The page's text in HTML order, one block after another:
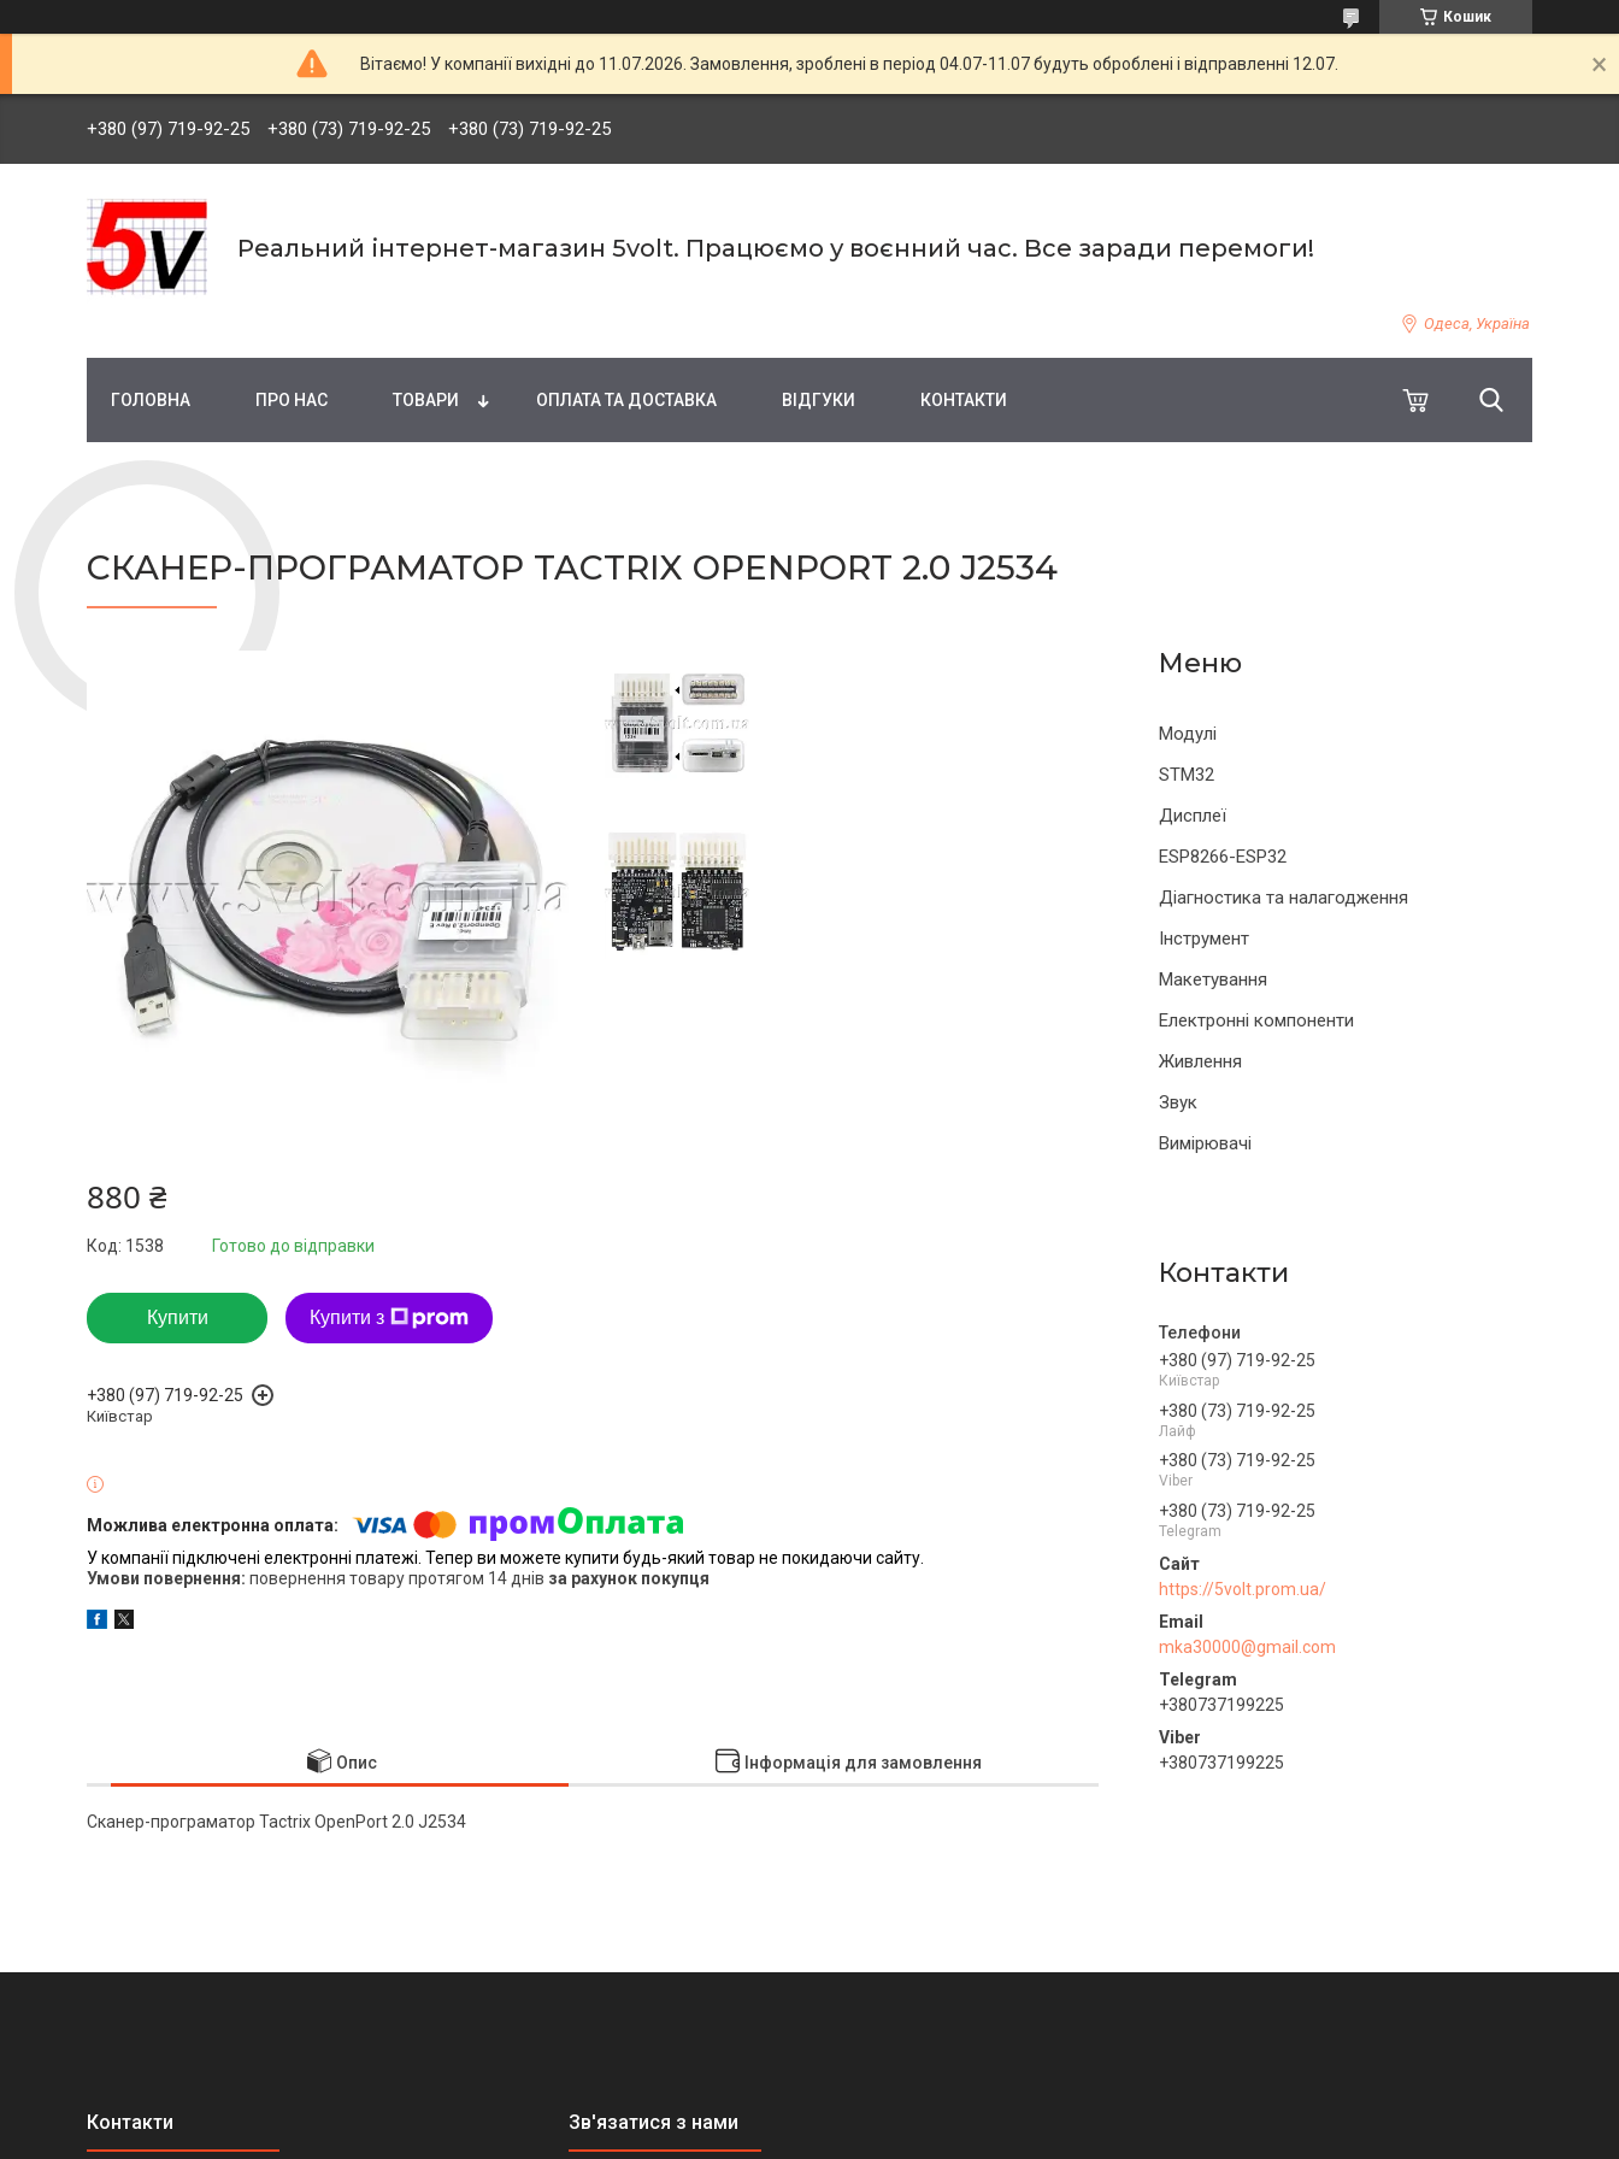
Кошик
Вітаємо! У компанії вихідні до 11.07.2026. Замовлення, зроблені в період 04.07-11.07 будуть оброблені і відправленні 12.07.
+380 (97) 719-92-25 +380 (73) 719-92-25 +380 (73) 719-92-25
Реальний інтернет-магазин 5volt. Працюємо у воєнний час. Все заради перемоги!
Одеса, Україна
ГОЛОВНА ПРО НАС ТОВАРИ ОПЛАТА ТА ДОСТАВКА ВІДГУКИ КОНТАКТИ
СКАНЕР-ПРОГРАМАТОР TACTRIX OPENPORT 2.0 J2534
Модулі
STM32
Дисплеї
ESP8266-ESP32
Діагностика та налагодження
Інструмент
Макетування
Електронні компоненти
Живлення
Звук
Вимірювачі
Контакти
+380 (97) 719-92-25
Київстар
+380 (73) 719-92-25
Лайф
+380 (73) 719-92-25
Viber
+380 (73) 719-92-25
Telegram
https://5volt.prom.ua/
mka30000@gmail.com
+380737199225
+380737199225
880 ₴
Готово до відправки
Код: 1538
Купити Купити з
+380 (97) 719-92-25
Київстар
У компанії підключені електронні платежі. Тепер ви можете купити будь-який товар не покидаючи сайту.
повернення товару протягом 14 днів за рахунок покупця
Опис Інформація для замовлення
Сканер-програматор Tactrix OpenPort 2.0 J2534